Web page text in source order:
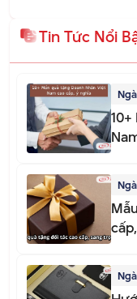
Tin Tức Nổi